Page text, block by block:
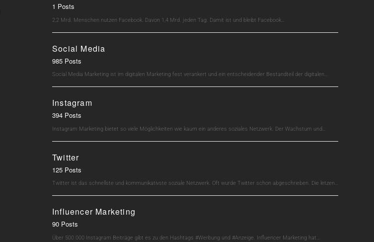
1 Posts
2,2 Mrd. Menschen nutzen Facebook. Davon 1,4 Mrd. jeden Tag. Damit ist und bleibt Facebook…
Social Media
985 Posts
Social Media Marketing ist im digitalen Marketing fest verankert und ein entscheidender Bestandteil der digitalen…
Instagram
394 Posts
Instagram Marketing bietet so viele Möglichkeiten wie kaum ein anderes soziales Netzwerk. Der Wachstum und…
Twitter
125 Posts
Twitter ist das schnellste und kommunikativste soziale Netzwerk. Oft wurde Twitter schon abgeschrieben. Die letzen…
Influencer Marketing
90 Posts
Über 500.000 Instagram Beiträge gibt es zu den Hashtags #Werbung und #Anzeige. Influencer Marketing hat…